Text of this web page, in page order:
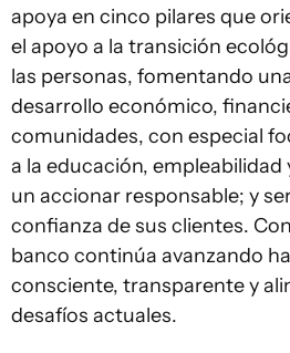
apoya en cinco pilares que
el apoyo a la transición
las personas, fomentando
desarrollo económico,
comunidades, con especial
a la educación,
un accionar responsable; y
confianza de sus clientes.
banco continúa avanzando
consciente, transparente y
desafíos actuales.